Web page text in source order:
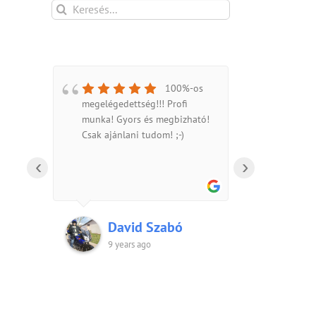
Keresés...
100%-os
megelégedettség!!! Profi
munka! Gyors és megbizható!
Csak ajánlani tudom! ;-)
David Szabó
9 years ago
‹ ›